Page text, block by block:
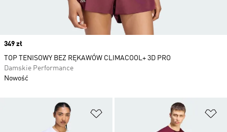
Dodaj do listy życzeń
Price
349 zł
TOP TENISOWY BEZ RĘKAWÓW CLIMACOOL+ 3D PRO
Damskie Performance
Nowość